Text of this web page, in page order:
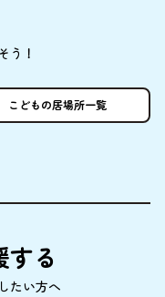
そう！
こどもの居場所一覧
する
たい方へ